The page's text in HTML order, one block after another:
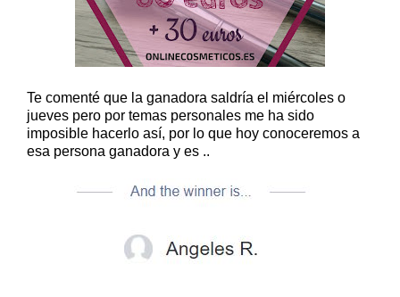
Te comenté que la ganadora saldría el miércoles o
jueves pero por temas personales me ha sido
imposible hacerlo así, por lo que hoy conoceremos a
esa persona ganadora y es ..